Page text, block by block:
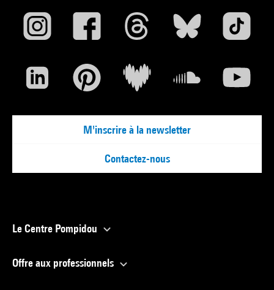
M'inscrire à la newsletter
Contactez-nous
Le Centre Pompidou
Offre aux professionnels